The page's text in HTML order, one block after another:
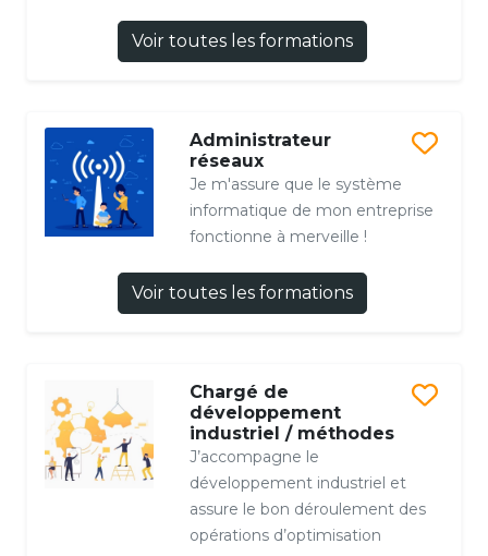
Voir toutes les formations
Administrateur
réseaux
Je m'assure que le système
informatique de mon entreprise
fonctionne à merveille !
Voir toutes les formations
Chargé de
développement
industriel / méthodes
J’accompagne le
développement industriel et
assure le bon déroulement des
opérations d’optimisation